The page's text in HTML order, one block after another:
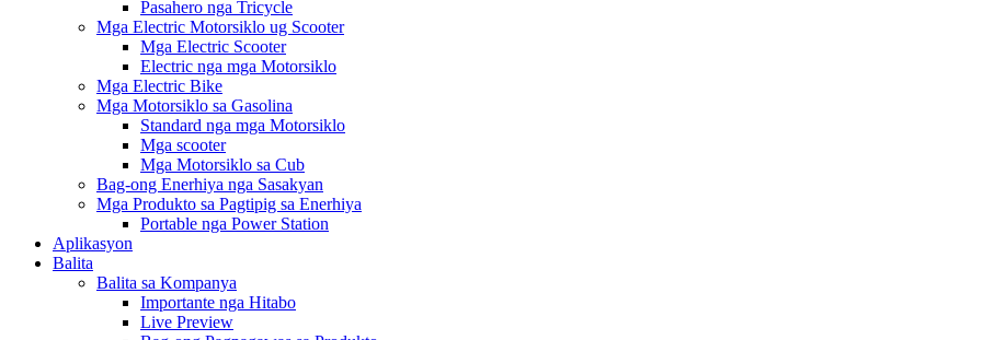
Pasahero nga Tricycle
Mga Electric Motorsiklo ug Scooter
Mga Electric Scooter
Electric nga mga Motorsiklo
Mga Electric Bike
Mga Motorsiklo sa Gasolina
Standard nga mga Motorsiklo
Mga scooter
Mga Motorsiklo sa Cub
Bag-ong Enerhiya nga Sasakyan
Mga Produkto sa Pagtipig sa Enerhiya
Portable nga Power Station
Aplikasyon
Balita
Balita sa Kompanya
Importante nga Hitabo
Live Preview